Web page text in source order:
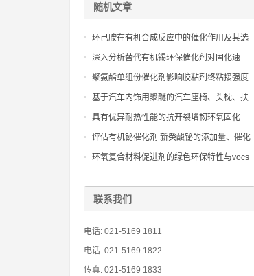
随机文章
环己胺在有机合成反应中的催化作用及其选
择性研究
深入分析替代有机锡环保催化剂对固化速
度、物理性能和透明度的影响
聚氨酯单组份催化剂影响胶粘剂终粘接强度
性能
基于汽车内饰用聚醚的汽车座椅、头枕、扶
手和仪表板制造技术
具有优异耐热性能的抗开裂增韧环氧固化
剂：在提高韧性的同时，保持了环氧树脂的
高玻璃化转变温度（Tg），拓宽了其应用温
评估有机铋催化剂 新癸酸铋的添加量、催化
活性及其在不同体系中的兼容性
环氧复合材料促进剂的绿色环保特性与vocs
联系我们
电话: 021-5169 1811
电话: 021-5169 1822
传真: 021-5169 1833